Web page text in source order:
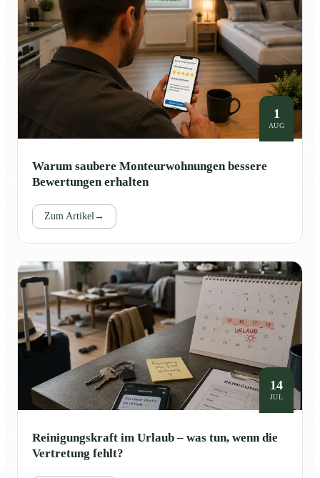
1
AUG
Warum saubere Monteurwohnungen bessere
Bewertungen erhalten
Zum Artikel →
14
JUL
Reinigungskraft im Urlaub – was tun, wenn die
Vertretung fehlt?